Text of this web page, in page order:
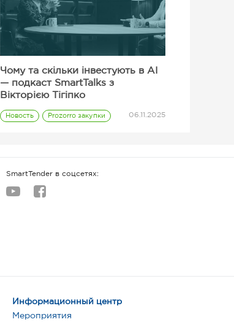
Чому та скільки інвестують в AI
— подкаст SmartTalks з
Вікторією Тігіпко
Новость Prozorro закупки 06.11.2025
SmartTender в соцсетях:
Информационный центр
Мероприятия